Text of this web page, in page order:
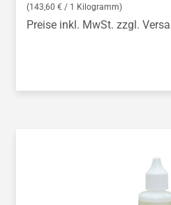
(143,60 € / 1 Kilogramm)
Preise inkl. MwSt. zzgl.